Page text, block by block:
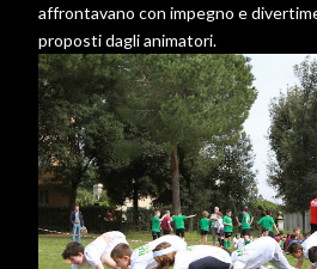
affrontavano con impegno e
proposti dagli animatori.